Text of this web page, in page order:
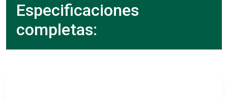
Especificaciones
completas: